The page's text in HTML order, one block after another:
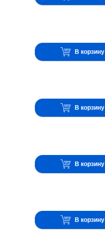
В корзину
В корзину
В корзину
В корзину